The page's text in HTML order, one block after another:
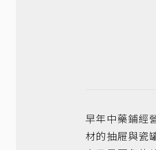
早年中藥鋪經
材的抽屜與瓷